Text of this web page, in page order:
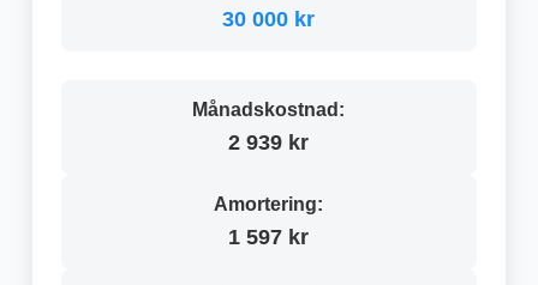
30 000 kr
Månadskostnad:
2 939 kr
Amortering:
1 597 kr